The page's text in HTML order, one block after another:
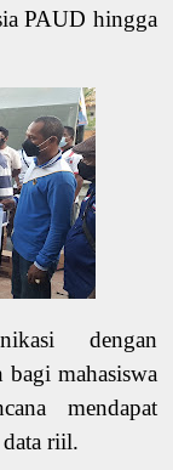
PAUD hingga
dengan
mahasiswa
mendapat
riil.